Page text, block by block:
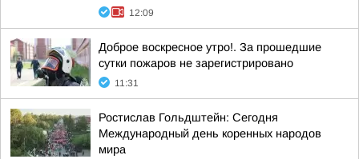
12:09
Доброе воскресное утро!. За прошедшие
сутки пожаров не зарегистрировано
11:31
Ростислав Гольдштейн: Сегодня
Международный день коренных народов
мира